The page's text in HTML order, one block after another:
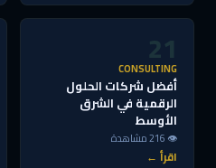
21
CONSULTING
أفضل شركات الحلول
الرقمية في الشرق
الأوسط
👁 216 مشاهدة
اقرأ ←